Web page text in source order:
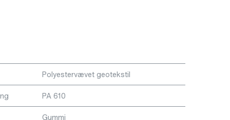
Polyestervævet geotekstil
PA 610
Gummi